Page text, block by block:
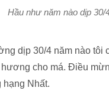
Hầu như năm nào dịp
dịp 30/4 năm nào tôi
hương cho má. Điều
hạng Nhất.